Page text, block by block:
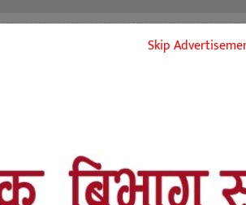
मनोरंजन सूचनाप्रबिधि